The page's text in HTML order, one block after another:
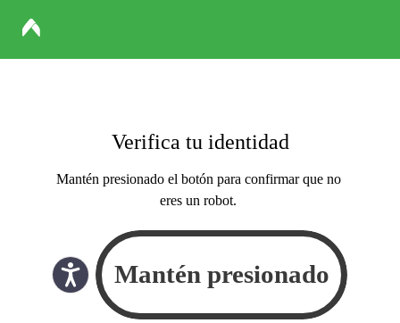
Verifica tu identidad
Mantén presionado el botón para confirmar que no
eres un robot.